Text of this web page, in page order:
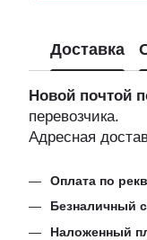
Доставка
Новой почтой
перевозчика.
Адресная
Оплата по
Безналичный
Наложенный